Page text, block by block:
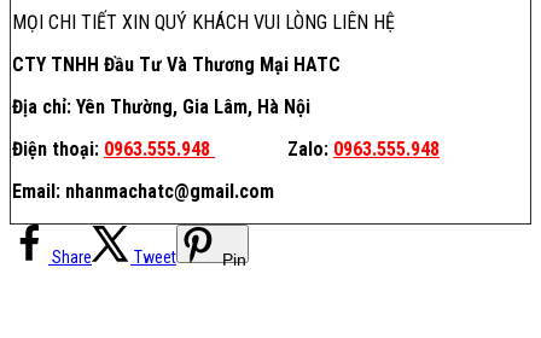
MỌI CHI TIẾT XIN QUÝ KHÁCH VUI LÒNG LIÊN HỆ
CTY TNHH Đầu Tư Và Thương Mại HATC
Địa chỉ: Yên Thường, Gia Lâm, Hà Nội
Điện thoại: 0963.555.948 Zalo: 0963.555.948
Email: nhanmachatc@gmail.com
Share Tweet Pin